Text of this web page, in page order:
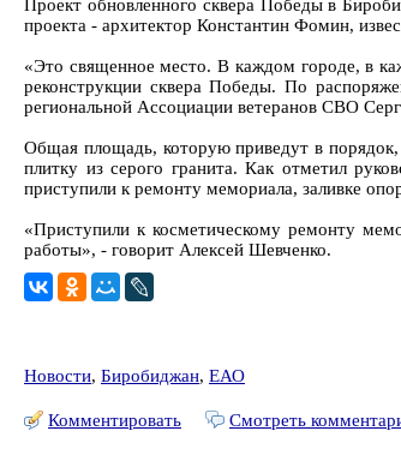
Проект обновленного сквера Победы в
проекта - архитектор Константин Фомин,
«Это священное место. В каждом городе, в
реконструкции сквера Победы. По
региональной Ассоциации ветеранов СВО
Общая площадь, которую приведут в
плитку из серого гранита. Как отметил
приступили к ремонту мемориала, заливке
«Приступили к косметическому ремонту
работы», - говорит Алексей Шевченко.
Новости, Биробиджан, ЕАО
Комментировать Смотреть